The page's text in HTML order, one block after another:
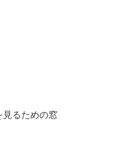
見るための窓